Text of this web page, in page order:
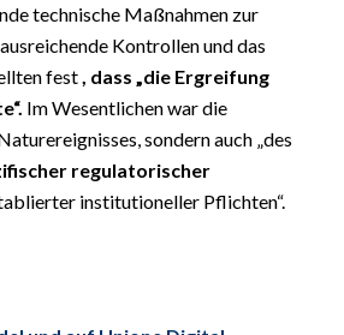
technische Maßnahmen zur
Kontrollen und das
fest, dass „die Ergreifung
Im Wesentlichen war die
sondern auch „des
regulatorischer
institutioneller Pflichten“.